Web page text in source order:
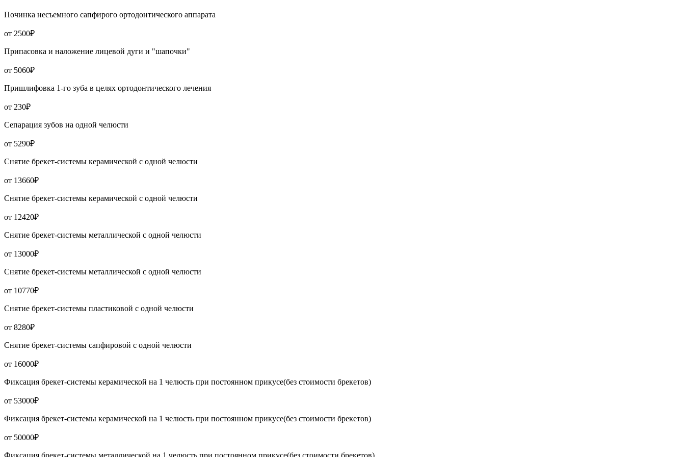
Починка несъемного сапфирого ортодонтического аппарата
от 2500₽
Припасовка и наложение лицевой дуги и "шапочки"
от 5060₽
Пришлифовка 1-го зуба в целях ортодонтического лечения
от 230₽
Сепарация зубов на одной челюсти
от 5290₽
Снятие брекет-системы керамической с одной челюсти
от 13660₽
Снятие брекет-системы керамической с одной челюсти
от 12420₽
Снятие брекет-системы металлической с одной челюсти
от 13000₽
Снятие брекет-системы металлической с одной челюсти
от 10770₽
Снятие брекет-системы пластиковой с одной челюсти
от 8280₽
Снятие брекет-системы сапфировой с одной челюсти
от 16000₽
Фиксация брекет-системы керамической на 1 челюсть при постоянном прикусе(без стоимости брекетов)
от 53000₽
Фиксация брекет-системы керамической на 1 челюсть при постоянном прикусе(без стоимости брекетов)
от 50000₽
Фиксация брекет-системы металлической на 1 челюсть при постоянном прикусе(без стоимости брекетов)